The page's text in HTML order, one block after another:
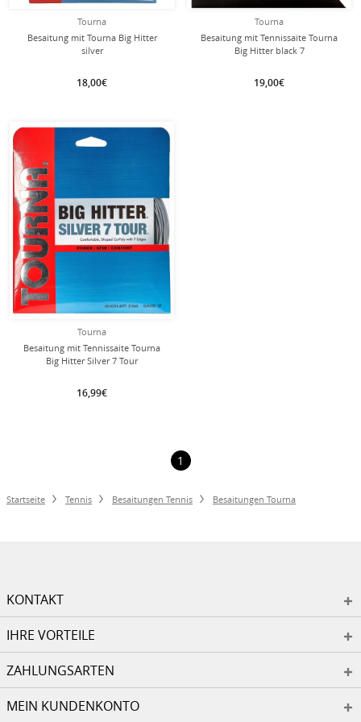
Tourna
Besaitung mit Tourna Big Hitter
silver
18,00€
Tourna
Besaitung mit Tennissaite Tourna
Big Hitter black 7
19,00€
Tourna
Besaitung mit Tennissaite Tourna
Big Hitter Silver 7 Tour
16,99€
1
Startseite Tennis Besaitungen Tennis Besaitungen Tourna
KONTAKT
IHRE VORTEILE
ZAHLUNGSARTEN
MEIN KUNDENKONTO